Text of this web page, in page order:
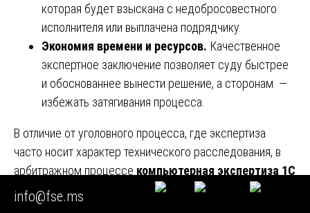
которая будет взыскана с недобросовестного
исполнителя или выплачена подрядчику.
Экономия времени и ресурсов. Качественное
экспертное заключение позволяет суду быстрее
и обоснованнее вынести решение, а сторонам —
избежать затягивания процесса.
В отличие от уголовного процесса, где экспертиза
часто носит характер технического расследования, в
арбитражном процессе компьютерная экспертиза 1С
по заданию суда
— это инструмент доказывания
гражданско-правовых отношений, и от ее результатов
info@fse.ms